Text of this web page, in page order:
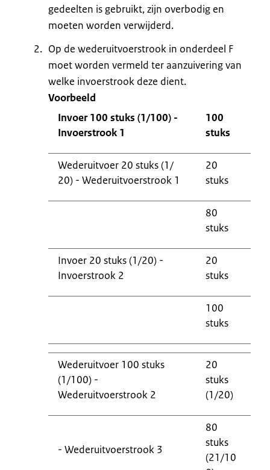
gedeelten is gebruikt, zijn overbodig en
moeten worden verwijderd.
Op de wederuitvoerstrook in onderdeel F
moet worden vermeld ter aanzuivering van
welke invoerstrook deze dient.
Voorbeeld
Invoer 100 stuks (1/100) -
Invoerstrook 1
100
stuks
Wederuitvoer 20 stuks (1/
20) - Wederuitvoerstrook 1
20
stuks
80
stuks
Invoer 20 stuks (1/20) -
Invoerstrook 2
20
stuks
100
stuks
Wederuitvoer 100 stuks
(1/100) -
Wederuitvoerstrook 2
20
stuks
(1/20)
- Wederuitvoerstrook 3
80
stuks
(21/10